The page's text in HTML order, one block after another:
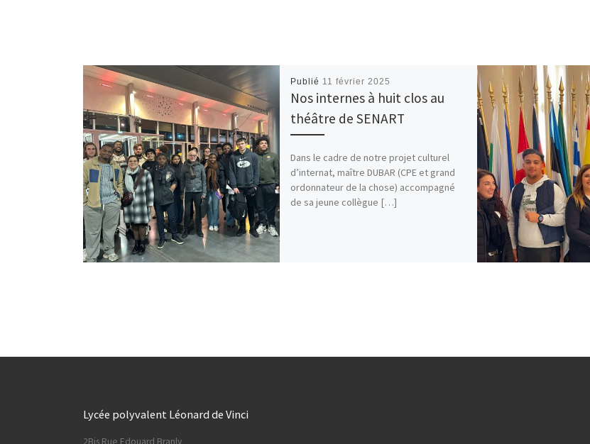
Publié 11 février 2025
Nos internes à huit clos au
théâtre de SENART
Dans le cadre de notre projet culturel
d’internat, maître DUBAR (CPE et grand
ordonnateur de la chose) accompagné
de sa jeune collègue […]
Lycée polyvalent Léonard de Vinci